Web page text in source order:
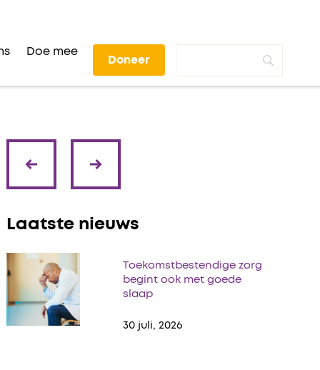
Doe mee
Doneer
Laatste nieuws
Toekomstbestendige zorg
begint ook met goede
slaap
30 juli, 2026